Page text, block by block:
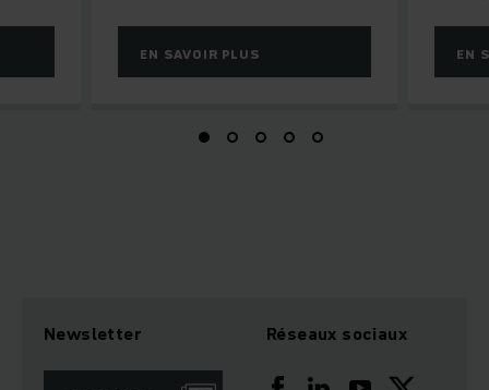
EN SAVOIR PLUS EN
Newsletter Réseaux sociaux